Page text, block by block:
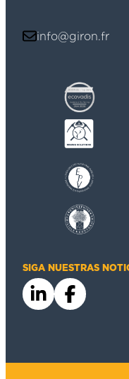
info@giron.fr
SIGA NUESTRAS